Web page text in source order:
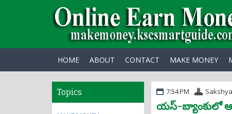
HOME ABOUT CONTACT MAKE MONEY
7:54 PM
యస్-బ్యాంకులో ఆ
Topics